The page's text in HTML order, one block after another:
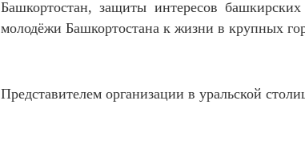
Башкортостан, защиты интересов
молодёжи Башкортостана к жизни в крупных
‎Представителем организации в уральской